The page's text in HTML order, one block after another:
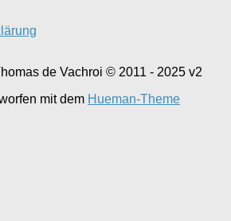
de Vachroi © 2011 - 2025 v2
mit dem Hueman-Theme